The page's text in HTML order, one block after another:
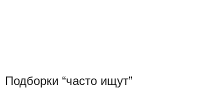
Подборки “часто ищут”